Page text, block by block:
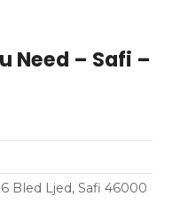
Need – Safi –
Bled Ljed, Safi 46000